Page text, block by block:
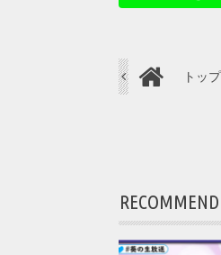
トッ
RECOMMEND